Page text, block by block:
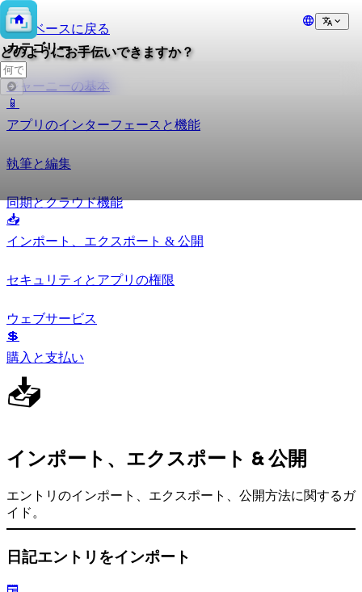
どのようにお手伝いできますか？
知識ベースに戻る
カテゴリー
ジャーニーの基本
📱
アプリのインターフェースと機能
執筆と編集
同期とクラウド機能
📥
インポート、エクスポート & 公開
セキュリティとアプリの権限
ウェブサービス
💲
購入と支払い
📥
インポート、エクスポート & 公開
エントリのインポート、エクスポート、公開方法に関するガ
イド。
日記エントリをインポート